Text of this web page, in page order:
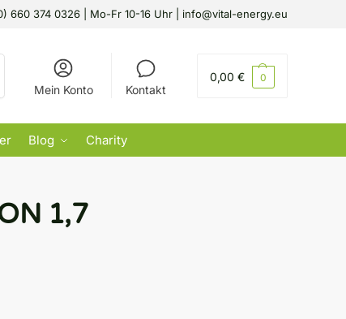
660 374 0326 | Mo-Fr 10-16 Uhr | info@vital-energy.eu
Mein Konto Kontakt
0,00€ 0
Blog Charity
1,7